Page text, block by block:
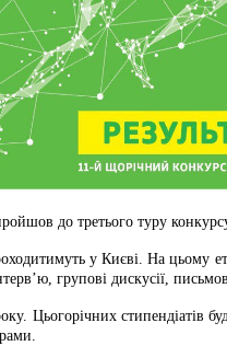
до третього туру
у Києві. На цьому
групові дискусії,
Цьогорічних